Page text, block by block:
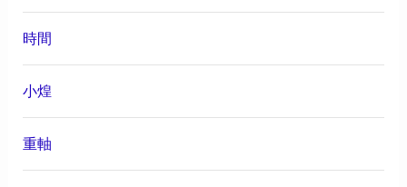
時間
小煌
重軸